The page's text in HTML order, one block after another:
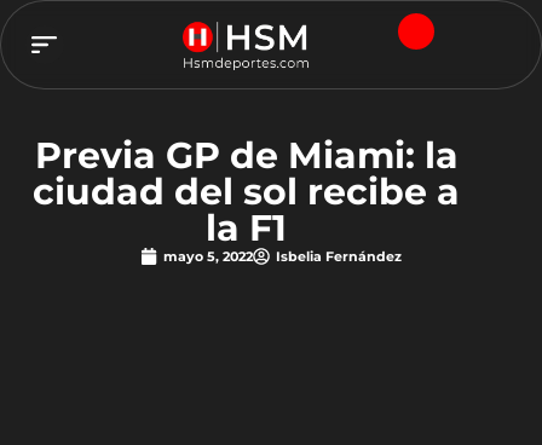
Previa GP de Miami: la
ciudad del sol recibe a
la F1
mayo 5, 2022 Isbelia Fernández